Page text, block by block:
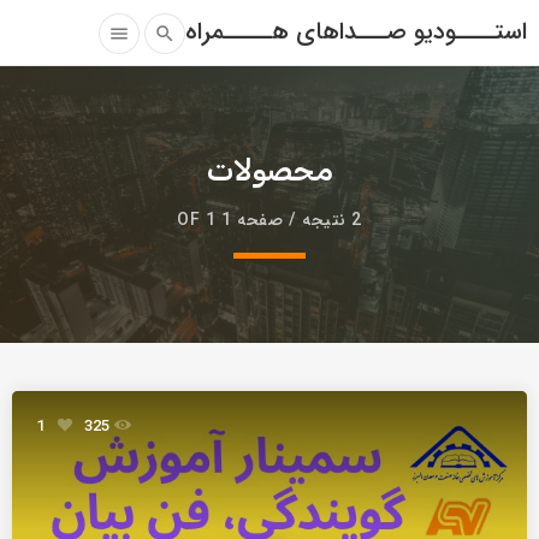
استــــودیو صـــداهای هـــــمراه search
menu
محصولات
2 نتیجه / صفحه 1 OF 1
325